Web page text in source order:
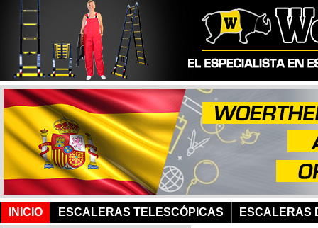
INICIO ESCALERAS TELESCÓPICAS ESCALERAS